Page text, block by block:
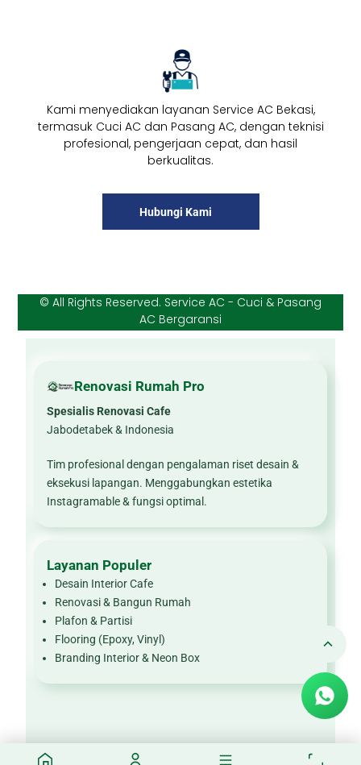
Kami menyediakan layanan Service AC Bekasi,
termasuk Cuci AC dan Pasang AC, dengan teknisi
profesional, pengerjaan cepat, dan hasil
berkualitas.
Hubungi Kami
© All Rights Reserved. Service AC - Cuci & Pasang
AC Bergaransi
Renovasi Rumah Pro
Spesialis Renovasi Cafe
Jabodetabek & Indonesia
Tim profesional dengan pengalaman riset desain &
eksekusi lapangan. Menggabungkan estetika
Instagramable & fungsi optimal.
Layanan Populer
Desain Interior Cafe
Renovasi & Bangun Rumah
Plafon & Partisi
Flooring (Epoxy, Vinyl)
Branding Interior & Neon Box